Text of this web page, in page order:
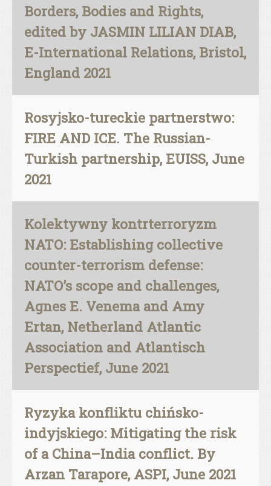
Borders, Bodies and Rights,
edited by JASMIN LILIAN DIAB,
E-International Relations, Bristol,
England 2021
Rosyjsko-tureckie partnerstwo:
FIRE AND ICE. The Russian-
Turkish partnership, EUISS, June
2021
Kolektywny kontrterroryzm
NATO: Establishing collective
counter-terrorism defense:
NATO’s scope and challenges,
Agnes E. Venema and Amy
Ertan, Netherland Atlantic
Association and Atlantisch
Perspectief, June 2021
Ryzyka konfliktu chińsko-
indyjskiego: Mitigating the risk
of a China–India conflict. By
Arzan Tarapore, ASPI, June 2021